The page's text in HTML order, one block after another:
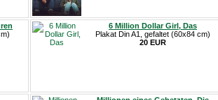
6 Million Dollar Girl, Das
Plakat Din A1, gefaltet (60x84 cm)
20 EUR